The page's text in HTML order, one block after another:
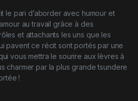
le pari d’aborder avec humour et
au travail grâce à des
et attachants les uns que les
pavent ce récit sont portés par une
vous mettra le sourire aux lèvres à
charmer par la plus grande tsundere
!